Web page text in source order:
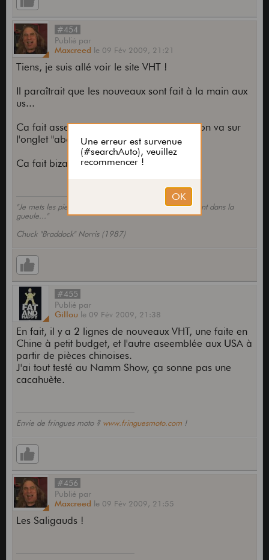
#454
Publié par
Maxcreed le 09 Fév 2009, 21:21
Tiens, je suis allé voir le site VHT !
Il paraîtrait que les nouveaux sont fait à la main aux
us...
Ca fait assez malsain comme site quand on va sur
l'onglet "about".
Ca fait bizarre !
"Je mets les pieds où je veux Little John... Et c'est souvent dans la
gueule..."
Chuck "Braddock" Norris (1987)
#455
Publié par
Gillou le 09 Fév 2009, 21:38
En fait, il y a 2 lignes de nouveaux VHT, une faite en
Chine à petit budget, et l'autre aseemblée aux USA à
partir de pièces chinoises.
J'ai tout testé au Namm Show, ça sonne pas une
cacahuète.
Envie de fringues moto ? www.fringuesmoto.com!
#456
Publié par
Maxcreed le 09 Fév 2009, 21:55
Les Saligauds !